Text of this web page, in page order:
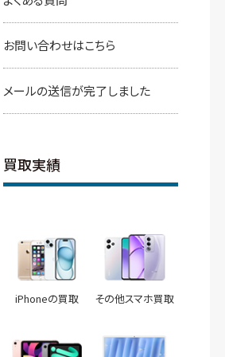
お問い合わせはこちら
メールの送信が完了しました
買取実績
iPhoneの買取 その他スマホ買取